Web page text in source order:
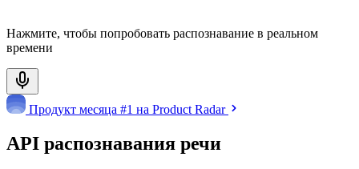
Нажмите, чтобы попробовать распознавание в реальном
времени
Продукт месяца #1 на Product Radar
API распознавания речи